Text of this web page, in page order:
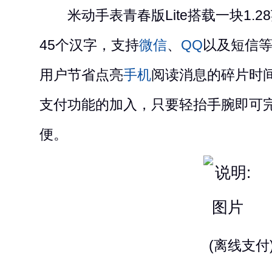
米动手表青春版Lite搭载一块1.28
45个汉字，支持微信、 QQ以及短信
用户节省点亮手机阅读消息的碎片时
支付功能的加入，只要轻抬手腕即可
便。
(离线支付